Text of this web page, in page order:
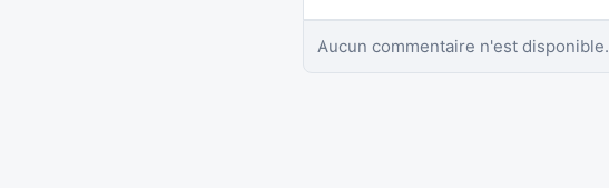
Aucun commentaire n'est disponible.